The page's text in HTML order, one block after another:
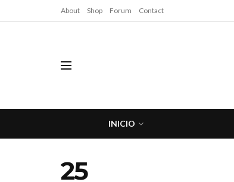
About Shop Forum Contact
INICIO
25